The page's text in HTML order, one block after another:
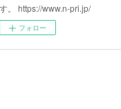
す。 https://www.n-pri.jp/
フォロー